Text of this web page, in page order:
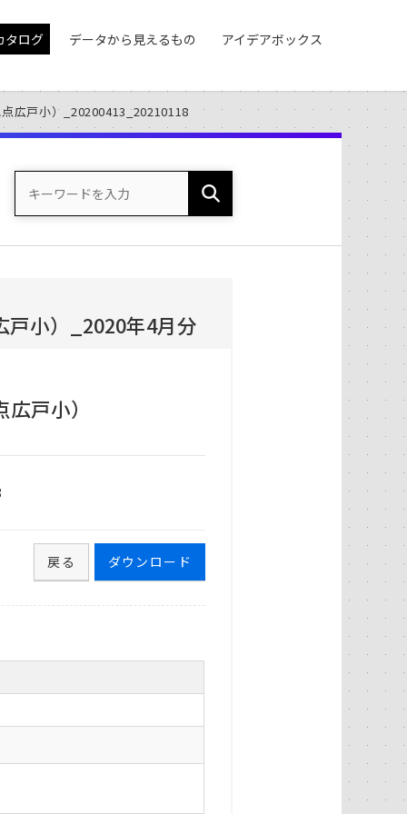
タログ データから見えるもの アイデアボックス
広戸小）_20200413_20210118
小）_2020年4月分
戸小）
ダウンロード
戻る